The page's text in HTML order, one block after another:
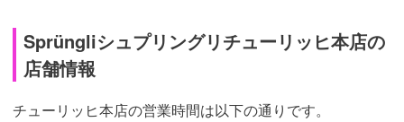
Sprüngliシュプリングリチューリッヒ本店の
店舗情報
チューリッヒ本店の営業時間は以下の通りです。